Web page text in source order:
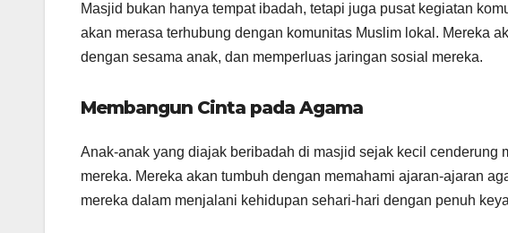
Masjid bukan hanya tempat ibadah, tetapi juga pusat kegiatan
akan merasa terhubung dengan komunitas Muslim lokal. Mereka
dengan sesama anak, dan memperluas jaringan sosial mereka.
Membangun Cinta pada Agama
Anak-anak yang diajak beribadah di masjid sejak kecil cenderung
mereka. Mereka akan tumbuh dengan memahami ajaran-ajaran
mereka dalam menjalani kehidupan sehari-hari dengan penuh